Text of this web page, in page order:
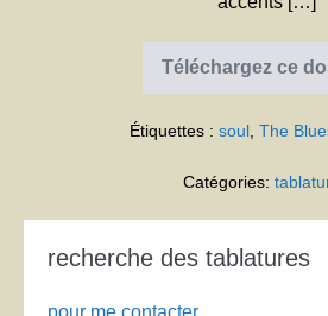
Téléchargez ce
The
Blues
Soul
Étiquettes : soul, The
Catégories:
recherche des tablatures